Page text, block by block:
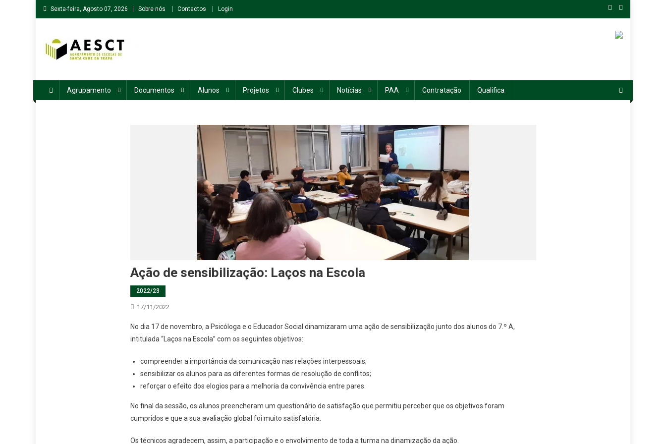
Skip
to
Sexta-feira, Agosto 07, 2026 Sobre nós Contactos Login
Agrupamento Documentos Alunos Projetos Clubes Notícias PAA Contratação Qualifica
Ação de sensibilização: Laços na Escola
2022/23
17/11/2022
No dia 17 de novembro, a Psicóloga e o Educador Social dinamizaram uma ação de sensibilização junto dos alunos do 7.º A,
intitulada “Laços na Escola” com os seguintes objetivos:
compreender a importância da comunicação nas relações interpessoais;
sensibilizar os alunos para as diferentes formas de resolução de conflitos;
reforçar o efeito dos elogios para a melhoria da convivência entre pares.
No final da sessão, os alunos preencheram um questionário de satisfação que permitiu perceber que os objetivos foram
cumpridos e que a sua avaliação global foi muito satisfatória.
Os técnicos agradecem, assim, a participação e o envolvimento de toda a turma na dinamização da ação.